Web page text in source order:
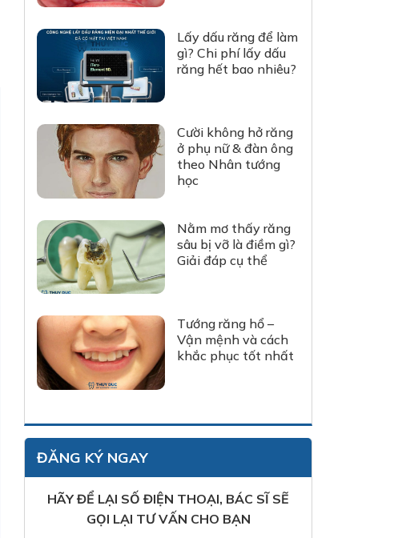
Lấy dấu răng để làm
gì? Chi phí lấy dấu
răng hết bao nhiêu?
Cười không hở răng
ở phụ nữ & đàn ông
theo Nhân tướng
học
Nằm mơ thấy răng
sâu bị vỡ là điềm gì?
Giải đáp cụ thể
Tướng răng hổ –
Vận mệnh và cách
khắc phục tốt nhất
ĐĂNG KÝ NGAY
HÃY ĐỂ LẠI SỐ ĐIỆN THOẠI, BÁC SĨ SẼ
GỌI LẠI TƯ VẤN CHO BẠN